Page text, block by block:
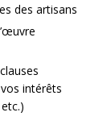
des artisans
intérêts